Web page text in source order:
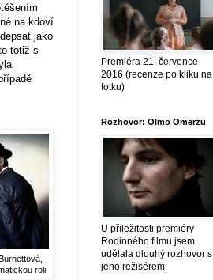
na kdoví
jako
totiž s
roli
Premiéra 21. července
2016 (recenze po kliku na
fotku)
Rozhovor: Olmo Omerzu
U příležitosti premiéry
Rodinného filmu jsem
udělala dlouhý rozhovor s
jeho režisérem.